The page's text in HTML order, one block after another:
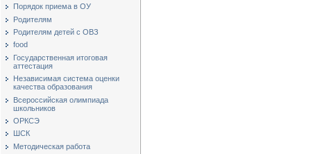
Порядок приема в ОУ
Родителям
Родителям детей с ОВЗ
food
Государственная итоговая
аттестация
Независимая система оценки
качества образования
Всероссийская олимпиада
школьников
ОРКСЭ
ШСК
Методическая работа